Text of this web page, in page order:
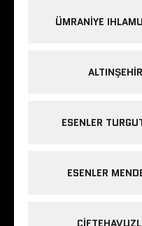
ÜMRANIYE
ESENLER
ESENLER